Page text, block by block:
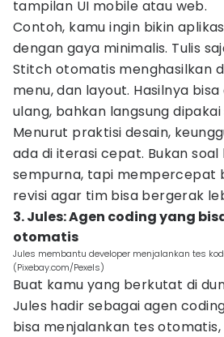
tampilan UI mobile atau web.
Contoh, kamu ingin bikin
dengan gaya minimalis. Tulis
Stitch otomatis menghasilkan
menu, dan layout. Hasilnya bisa
ulang, bahkan langsung
Menurut praktisi desain,
ada di iterasi cepat. Bukan soal
sempurna, tapi mempercepat
revisi agar tim bisa bergerak
3. Jules: Agen coding yang
otomatis
Jules membantu developer menjalankan tes
(Pixebay.com/Pexels)
Buat kamu yang berkutat di
Jules hadir sebagai agen
bisa menjalankan tes